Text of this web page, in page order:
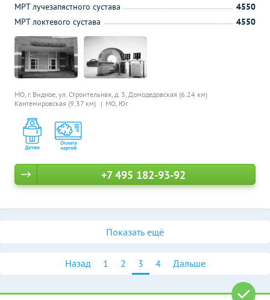
МО, г. Видное, ул. Строительная, д. 3, Домодедовская (6.24 км)
Кантемировская (9.37 км)
МО, Юг
МРТ лучезапястного сустава
4550
МРТ локтевого сустава
4550
+7 495 182-93-92
Показать ещё
Назад 1 2 3 4 Дальше